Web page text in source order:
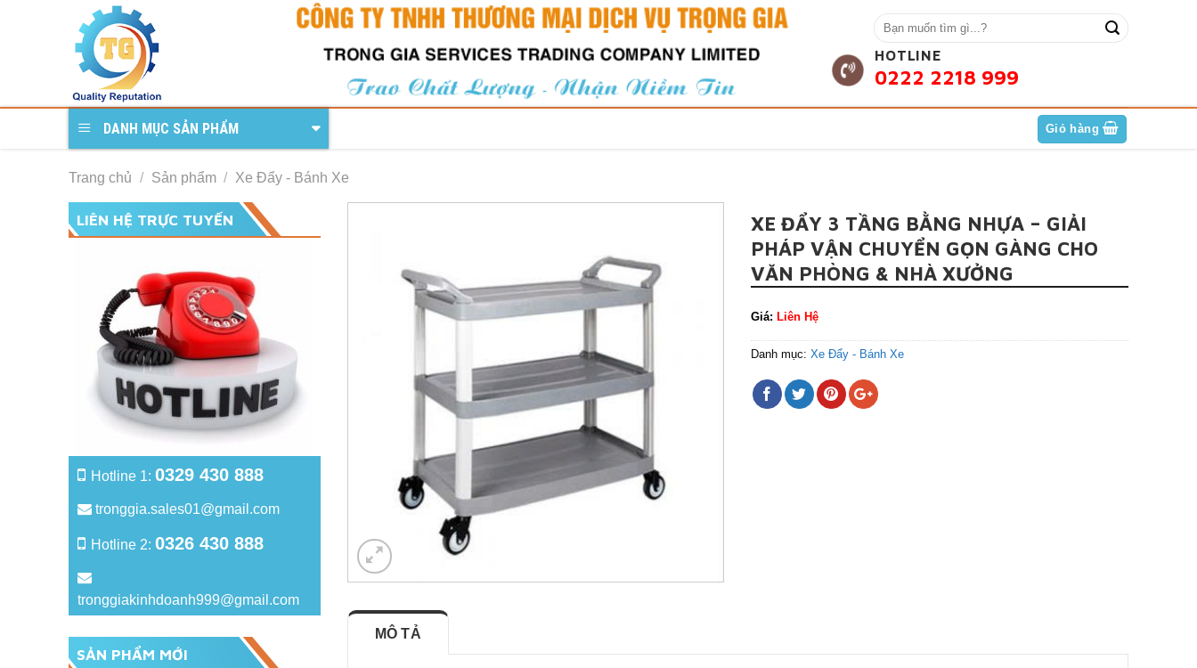
HOTLINE
0222 2218 999
DANH MỤC SẢN PHẨM Giỏ hàng
Trang chủ / Sản phẩm / Xe Đẩy - Bánh Xe
LIÊN HỆ TRỰC TUYẾN
Hotline 1: 0329 430 888
tronggia.sales01@gmail.com
Hotline 2: 0326 430 888
tronggiakinhdoanh999@gmail.com
SẢN PHẨM MỚI
XE ĐẨY 3 TẦNG BẰNG NHỰA – GIẢI
PHÁP VẬN CHUYỂN GỌN GÀNG CHO
VĂN PHÒNG & NHÀ XƯỞNG
Giá: Liên Hệ
Danh mục:Xe Đẩy - Bánh Xe
MÔ TẢ